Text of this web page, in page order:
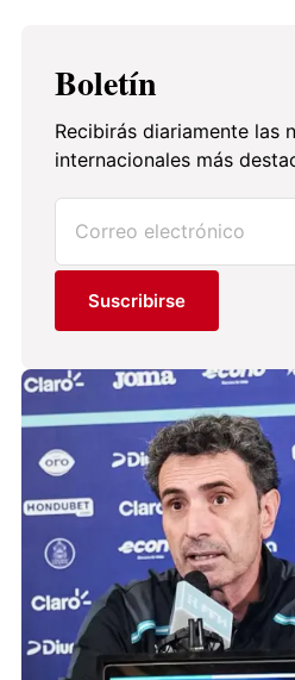
Boletín
Recibirás diariamente las
internacionales más
Suscribirse